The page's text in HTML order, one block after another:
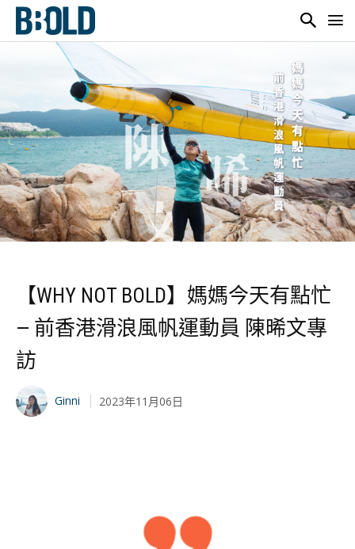
【WHY NOT BOLD】媽媽今天有點忙
— 前香港滑浪風帆運動員 陳晞文專
訪
Ginni 2023年11月06日